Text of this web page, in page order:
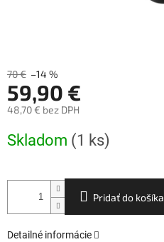
70 € –14 %
59,90 €
48,70 € bez DPH
cena:
Skladom (1 ks)
Pridať do košíka
Detailné informácie